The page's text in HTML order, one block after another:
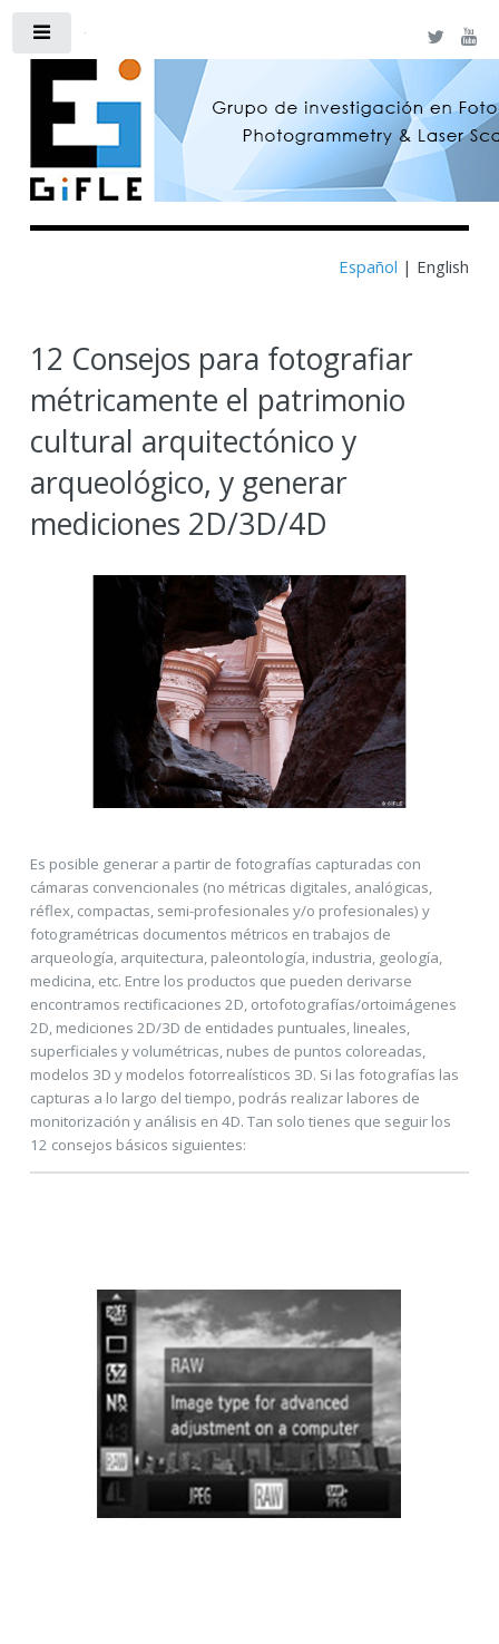
Español | English
12 Consejos para fotografiar
métricamente el patrimonio
cultural arquitectónico y
arqueológico, y generar
mediciones 2D/3D/4D
Es posible generar a partir de fotografías capturadas con
cámaras convencionales (no métricas digitales, analógicas,
réflex, compactas, semi-profesionales y/o profesionales) y
fotogramétricas documentos métricos en trabajos de
arqueología, arquitectura, paleontología, industria, geología,
medicina, etc. Entre los productos que pueden derivarse
encontramos rectificaciones 2D, ortofotografías/ortoimágenes
2D, mediciones 2D/3D de entidades puntuales, lineales,
superficiales y volumétricas, nubes de puntos coloreadas,
modelos 3D y modelos fotorrealísticos 3D. Si las fotografías las
capturas a lo largo del tiempo, podrás realizar labores de
monitorización y análisis en 4D. Tan solo tienes que seguir los
12 consejos básicos siguientes: